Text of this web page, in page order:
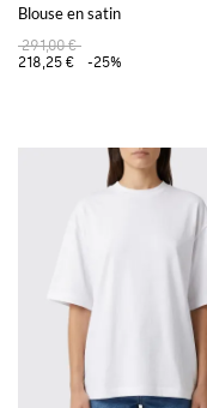
Blouse en satin
291,00 €
218,25 €
-25%